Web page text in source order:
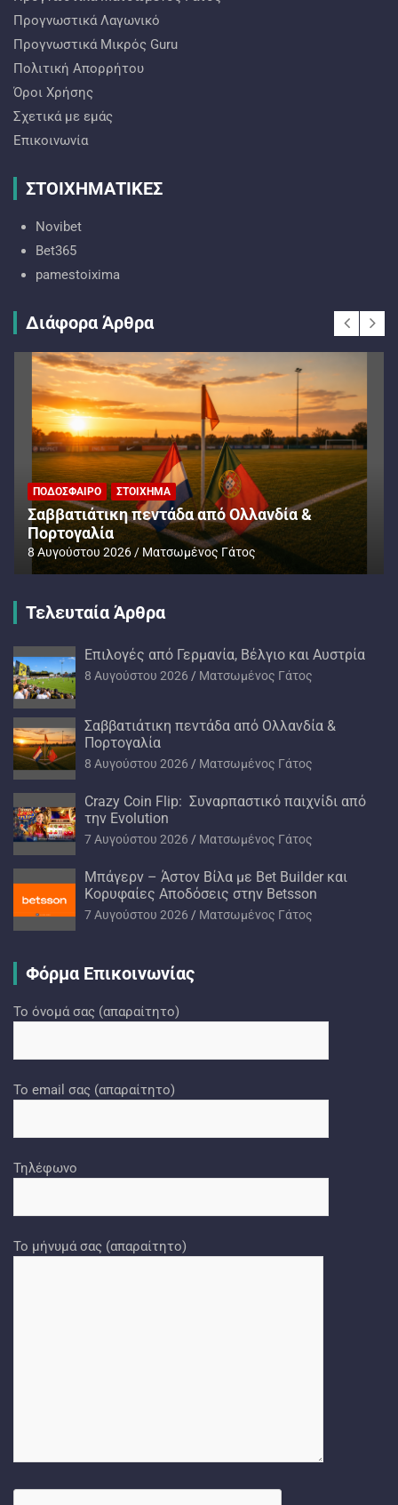
Προγνωστικά Λαγωνικό
Προγνωστικά Mικρός Guru
Πολιτική Απορρήτου
Όροι Χρήσης
Σχετικά με εμάς
Επικοινωνία
ΣΤΟΙΧΗΜΑΤΙΚΕΣ
Novibet
Bet365
pamestoixima
Διάφορα Άρθρα
ΠΟΔΌΣΦΑΙΡΟ ΣΤΟΊΧΗΜΑ
Σαββατιάτικη πεντάδα από Ολλανδία &
Πορτογαλία
8 Αυγούστου 2026 Ματσωμένος Γάτος
Τελευταία Άρθρα
Επιλογές από Γερμανία, Βέλγιο και Αυστρία
8 Αυγούστου 2026 Ματσωμένος Γάτος
Σαββατιάτικη πεντάδα από Ολλανδία &
Πορτογαλία
8 Αυγούστου 2026 Ματσωμένος Γάτος
Crazy Coin Flip: Συναρπαστικό παιχνίδι από
την Evolution
7 Αυγούστου 2026 Ματσωμένος Γάτος
Μπάγερν – Άστον Βίλα με Bet Builder και
Κορυφαίες Αποδόσεις στην Betsson
7 Αυγούστου 2026 Ματσωμένος Γάτος
Φόρμα Επικοινωνίας
Το όνομά σας (απαραίτητο)
Το email σας (απαραίτητο)
Τηλέφωνο
Το μήνυμά σας (απαραίτητο)